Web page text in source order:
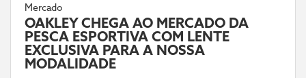
Mercado
OAKLEY CHEGA AO MERCADO DA
PESCA ESPORTIVA COM LENTE
EXCLUSIVA PARA A NOSSA
MODALIDADE